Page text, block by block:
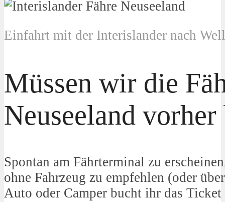
Einfahrt mit der Interislander nach
Müssen wir die
Neuseeland vorher
Spontan am Fährterminal zu
ohne Fahrzeug zu empfehlen (oder
Auto oder Camper bucht ihr das